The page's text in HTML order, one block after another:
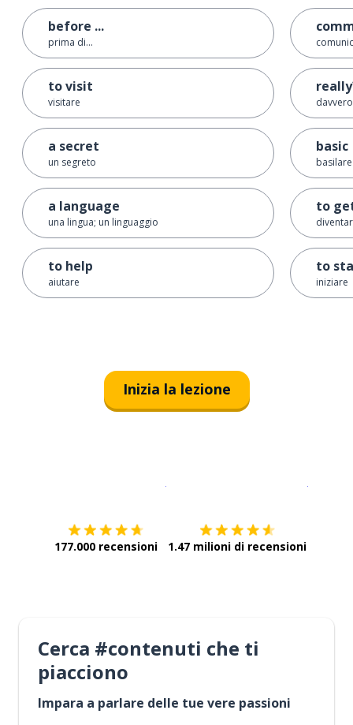
before ...
prima di...
to visit
visitare
a secret
un segreto
a language
una lingua; un linguaggio
to help
aiutare
basic
basilare
to
to
iniziare
Inizia la lezione
177.000 recensioni 1.47 milioni di recensioni
Cerca #contenuti che ti
piacciono
Impara a parlare delle tue vere passioni